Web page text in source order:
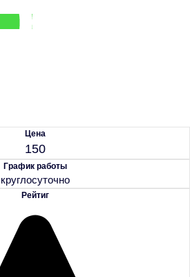
Цена
150
График работы
круглосуточно
Рейтиг